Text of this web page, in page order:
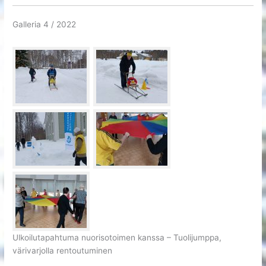
Galleria 4 / 2022
Ulkoilutapahtuma nuorisotoimen kanssa – Tuolijumppa,
värivarjolla rentoutuminen